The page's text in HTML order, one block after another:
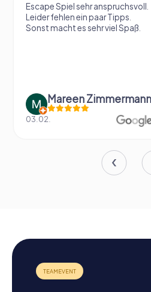
sehr anspruchsvoll.
ein paar Tipps.
es sehr viel Spaß.
Zimmermann